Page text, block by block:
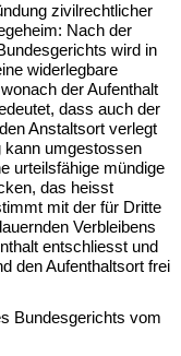
zivilrechtlicher
Nach der
wird in
widerlegbare
der Aufenthalt
dass auch der
Anstaltsort verlegt
kann umgestossen
urteilsfähige mündige
das heisst
mit der für Dritte
Verbleibens
entschliesst und
den Aufenthaltsort frei
Bundesgerichts vom